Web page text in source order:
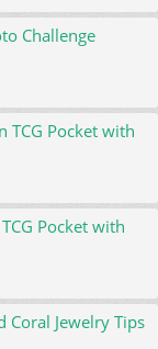
Challenge
TCG Pocket with
Pocket with
Coral Jewelry Tips